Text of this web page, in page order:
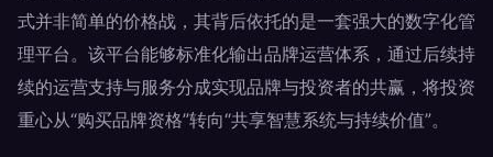
式并非简单的价格战，其背后依托的是一套强大的数字化管
理平台。该平台能够标准化输出品牌运营体系，通过后续持
续的运营支持与服务分成实现品牌与投资者的共赢，将投资
重心从“购买品牌资格”转向“共享智慧系统与持续价值”。